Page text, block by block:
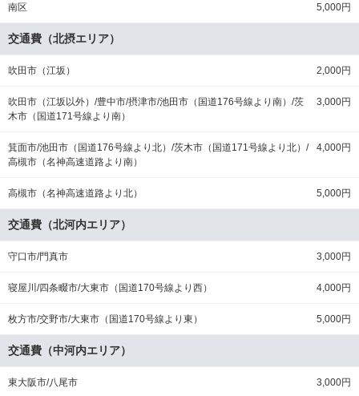
南区 5,000円
交通費（北摂エリア）
吹田市（江坂） 2,000円
吹田市（江坂以外）/豊中市/摂津市/池田市（国道176号線より南）/茨
木市（国道171号線より南）
3,000円
箕面市/池田市（国道176号線より北）/茨木市（国道171号線より北）/
高槻市（名神高速道路より南）
4,000円
高槻市（名神高速道路より北） 5,000円
交通費（北河内エリア）
守口市/門真市 3,000円
寝屋川/四条畷市/大東市（国道170号線より西） 4,000円
枚方市/交野市/大東市（国道170号線より東） 5,000円
交通費（中河内エリア）
東大阪市/八尾市 3,000円